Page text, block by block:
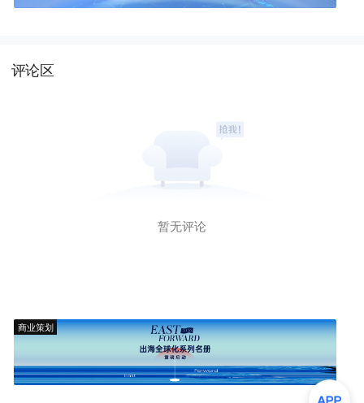
评论区
暂无评论
商业策划